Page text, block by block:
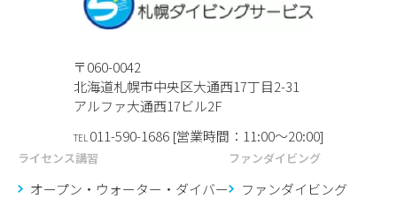
〒060-0042
北海道札幌市中央区大通西17丁目2-31
アルファ大通西17ビル2F
TEL 011-590-1686 [営業時間：11:00〜20:00]
ライセンス講習
オープン・ウォーター・ダイバー
ファンダイビング
ファンダイビング